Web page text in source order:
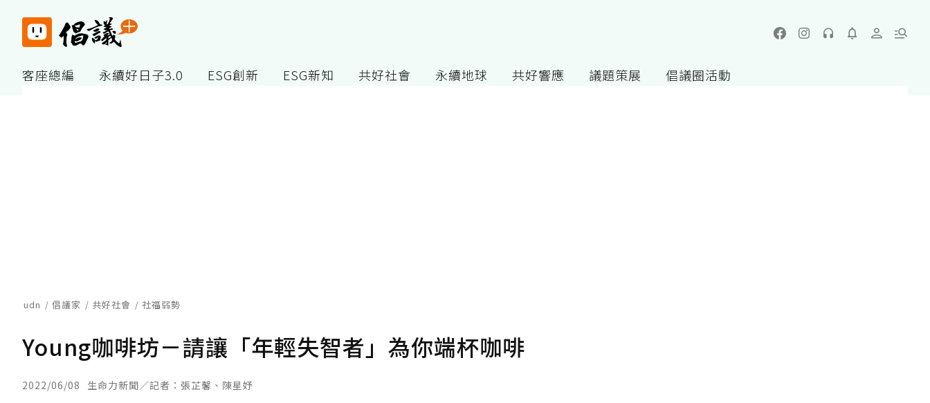
客座總編 永續好日子3.0 ESG創新 ESG新知 共好社會 永續地球 共好響應 議題策展 倡議圈活動
udn 倡議家 共好社會 社福弱勢
Young咖啡坊－請讓「年輕失智者」為你端杯咖啡
2022/06/08 生命力新聞／記者：張芷馨、陳星妤